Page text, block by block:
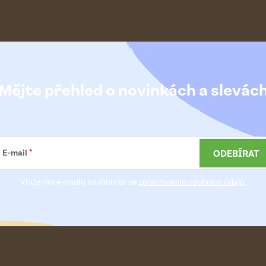
Mějte přehled o novinkácha
E-mail
Vložením e-mailu souhlasíte se zpracováním osobních údajů.
ODEBÍRAT